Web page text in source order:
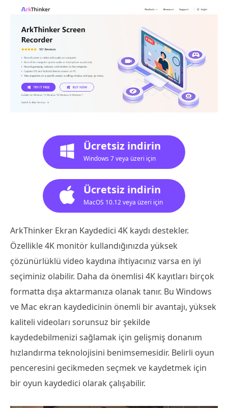
Ücretsiz indirin
Windows 7 veya üzeri için
Ücretsiz indirin
MacOS 10.12 veya üzeri için
ArkThinker Ekran Kaydedici 4K kaydı destekler.
Özellikle 4K monitör kullandığınızda yüksek
çözünürlüklü video kaydına ihtiyacınız varsa en iyi
seçiminiz olabilir. Daha da önemlisi 4K kayıtları birçok
formatta dışa aktarmanıza olanak tanır. Bu Windows
ve Mac ekran kaydedicinin önemli bir avantajı, yüksek
kaliteli videoları sorunsuz bir şekilde
kaydedebilmenizi sağlamak için gelişmiş donanım
hızlandırma teknolojisini benimsemesidir. Belirli oyun
penceresini gecikmeden seçmek ve kaydetmek için
bir oyun kaydedici olarak çalışabilir.